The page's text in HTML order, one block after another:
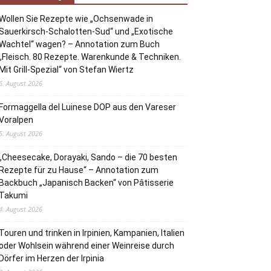
Sie Rezepte wie „Ochsenwade in
Schalotten-Sud“ und „Exotische
wagen? – Annotation zum Buch
80 Rezepte. Warenkunde & Techniken.
Grill-Spezial“ von Stefan Wiertz
August 2026
del Luinese DOP aus den Vareser
August 2026
Dorayaki, Sando – die 70 besten
für zu Hause“ – Annotation zum
„Japanisch Backen“ von Pâtisserie
August 2026
und trinken in Irpinien, Kampanien, Italien
Wohlsein während einer Weinreise durch
im Herzen der Irpinia